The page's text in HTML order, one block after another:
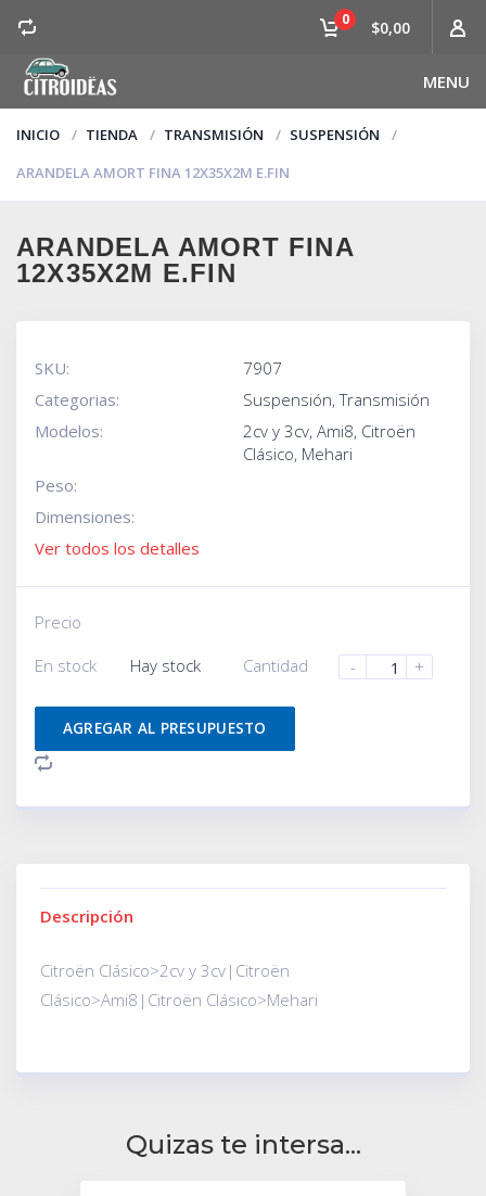
MENU
0 $0,00
INICIO TIENDA TRANSMISIÓN
SUSPENSIÓN
ARANDELA AMORT FINA 12X35X2M E.FIN
ARANDELA AMORT FINA
12X35X2M E.FIN
SKU:
7907
Categorias:
Suspensión,Transmisión
Modelos:
2cv y 3cv, Ami8, Citroën
Clásico, Mehari
Peso:
Dimensiones:
Ver todos los detalles
Precio
En stock
Hay stock Cantidad - +
AGREGAR AL PRESUPUESTO
Descripción
Citroën Clásico>2cv y 3cv|Citroën
Clásico>Ami8|Citroën Clásico>Mehari
Quizas te intersa...